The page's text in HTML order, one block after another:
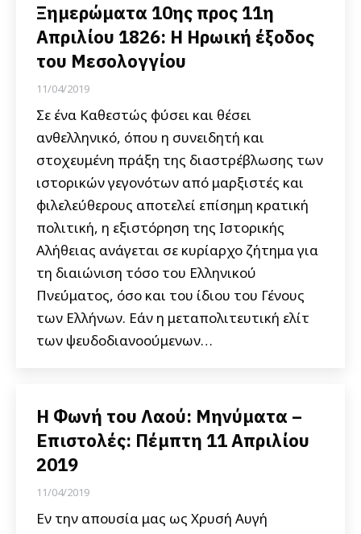
Ξημερώματα 10ης προς 11η
Απριλίου 1826: Η Ηρωική έξοδος
του Μεσολογγίου
11/04/2019
Σε ένα Καθεστώς φύσει και θέσει
ανθελληνικό, όπου η συνειδητή και
στοχευμένη πράξη της διαστρέβλωσης των
ιστορικών γεγονότων από μαρξιστές και
φιλελεύθερους αποτελεί επίσημη κρατική
πολιτική, η εξιστόρηση της Ιστορικής
Αλήθειας ανάγεται σε κυρίαρχο ζήτημα για
τη διαιώνιση τόσο του Ελληνικού
Πνεύματος, όσο και του ίδιου του Γένους
των Ελλήνων. Εάν η μεταπολιτευτική ελίτ
των ψευδοδιανοούμενων…
Η Φωνή του Λαού: Μηνύματα –
Επιστολές: Πέμπτη 11 Απριλίου
2019
11/04/2019
Εν την απουσία μας ως Χρυσή Αυγή